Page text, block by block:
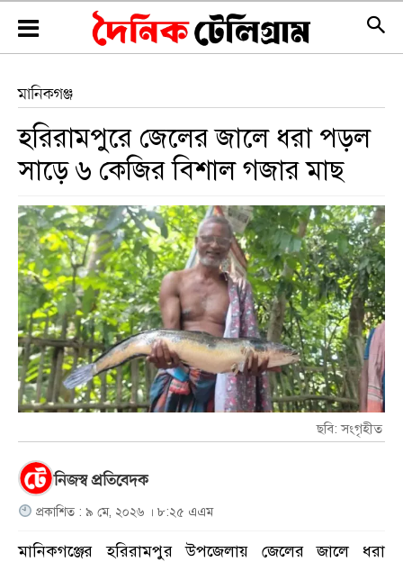
মানিকগঞ্জ
হরিরামপুরে জেলের জালে ধরা পড়ল
সাড়ে ৬ কেজির বিশাল গজার মাছ
ছবি: সংগৃহীত
নিজস্ব প্রতিবেদক
প্রকাশিত : ৯ মে, ২০২৬ । ৮:২৫ এএম
মানিকগঞ্জের হরিরামপুর উপজেলায় জেলের জালে ধরা